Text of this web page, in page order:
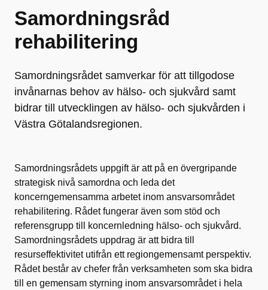
Samordningsråd
rehabilitering
Samordningsrådet samverkar för att tillgodose
invånarnas behov av hälso- och sjukvård samt
bidrar till utvecklingen av hälso- och sjukvården i
Västra Götalandsregionen.
Samordningsrådets uppgift är att på en övergripande
strategisk nivå samordna och leda det
koncerngemensamma arbetet inom ansvarsområdet
rehabilitering. Rådet fungerar även som stöd och
referensgrupp till koncernledning hälso- och sjukvård.
Samordningsrådets uppdrag är att bidra till
resurseffektivitet utifrån ett regiongemensamt perspektiv.
Rådet består av chefer från verksamheten som ska bidra
till en gemensam styrning inom ansvarsområdet i hela